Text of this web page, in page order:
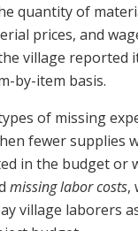
quantity of
prices, and
village reported
by-item basis.
of missing
fewer supplies
in the budget or
missing labor costs,
village laborers